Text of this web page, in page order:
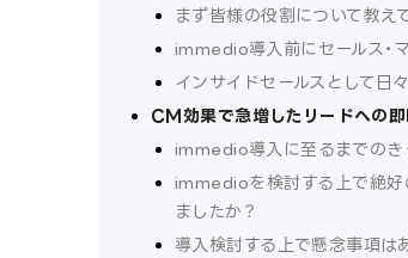
まず皆様の役割について教え
immedio導入前にセールス・
インサイドセールスとして日
CM効果で急増したリードへの
immedio導入に至るまでのき
immedioを検討する上で絶好
ましたか？
導入検討する上で懸念事項は